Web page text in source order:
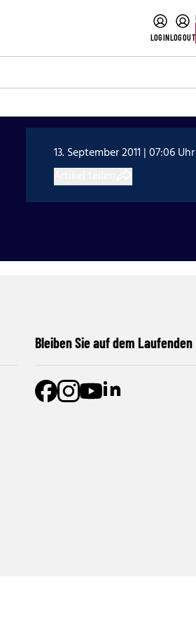
LOGINLOGOUT
13. September 2011 | 07:06 Uhr
Bleiben Sie auf dem Laufenden